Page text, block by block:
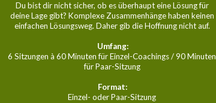
Du bist dir nicht sicher, ob es überhaupt eine Lösung für
deine Lage gibt? Komplexe Zusammenhänge haben keinen
einfachen Lösungsweg. Daher gib die Hoffnung nicht auf.
Umfang:
6 Sitzungen à 60 Minuten für Einzel-Coachings / 90 Minuten
für Paar-Sitzung
Format:
Einzel- oder Paar-Sitzung